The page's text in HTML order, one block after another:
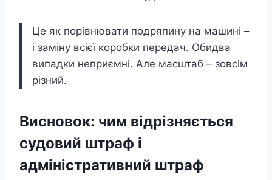
Це як порівнювати подряпину на машині –
і заміну всієї коробки передач. Обидва
випадки неприємні. Але масштаб – зовсім
різний.
Висновок: чим відрізняється
судовий штраф і
адміністративний штраф